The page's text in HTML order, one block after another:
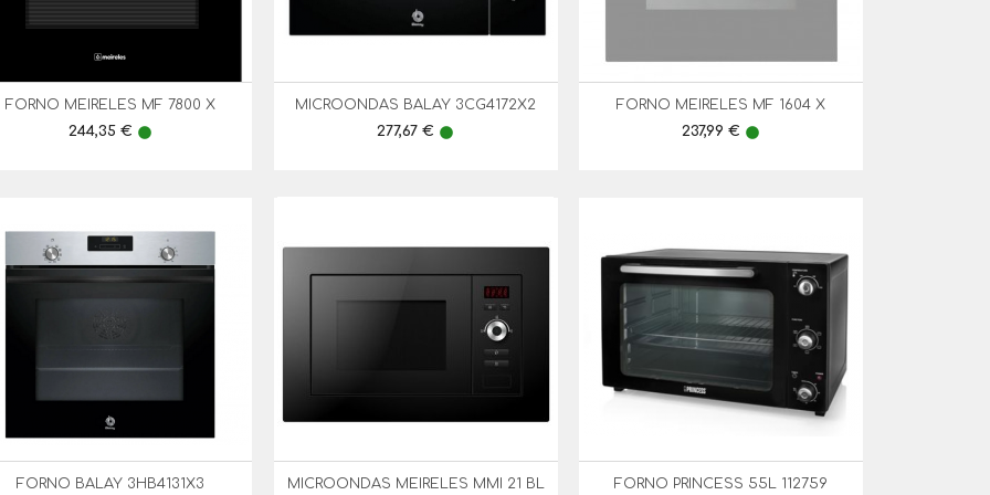
FORNO MEIRELES MF 7800 X
Preço
244,35 € lens
 Vista Rápida
MICROONDAS BALAY 3CG4172X2
Preço
277,67 € lens
Vista Rápida
FORNO MEIRELES MF 1604 X
Preço
237,99 € lens
 Vista Rápida
FORNO BALAY 3HB4131X3
MICROONDAS MEIRELES MMI 21 BL
FORNO PRINCESS 55L 112759